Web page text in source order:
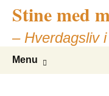
Stine med
– Hverdagsliv
Menu